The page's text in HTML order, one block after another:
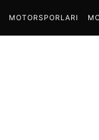
MOTORSPORLARI